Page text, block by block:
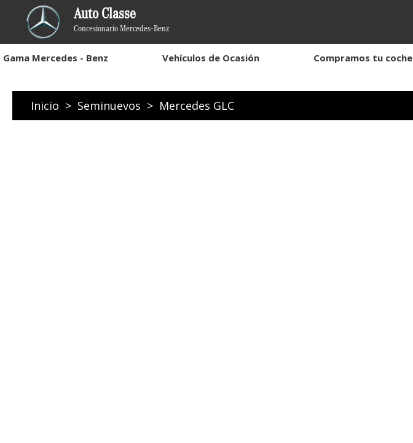
Auto Classe
Concesionario Mercedes-Benz
Gama Mercedes - Benz Vehículos de Ocasión Compramos tu coche
Inicio > Seminuevos > Mercedes GLC